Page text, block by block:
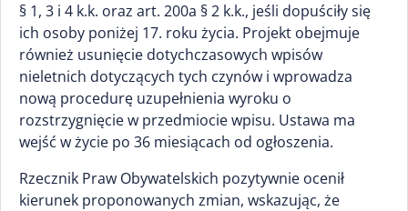
§ 1, 3 i 4 k.k. oraz art. 200a § 2 k.k., jeśli dopuściły się
ich osoby poniżej 17. roku życia. Projekt obejmuje
również usunięcie dotychczasowych wpisów
nieletnich dotyczących tych czynów i wprowadza
nową procedurę uzupełnienia wyroku o
rozstrzygnięcie w przedmiocie wpisu. Ustawa ma
wejść w życie po 36 miesiącach od ogłoszenia.
Rzecznik Praw Obywatelskich pozytywnie ocenił
kierunek proponowanych zmian, wskazując, że